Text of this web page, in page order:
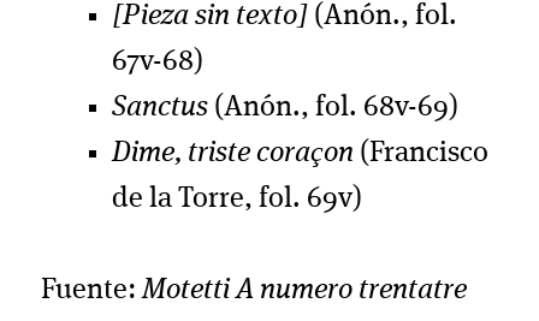
[Pieza sin texto] (Anón., fol.
67v-68)
Sanctus (Anón., fol. 68v-69)
Dime, triste coraçon (Francisco
de la Torre, fol. 69v)
Fuente:Motetti A numero trentatre